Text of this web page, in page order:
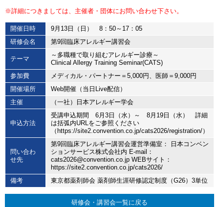
※詳細につきましては、主催者・団体にお問い合わせ下さい。
開催日時
9月13日（日） 8：50～17：05
研修会名
第9回臨床アレルギー講習会
テーマ
～多職種で取り組むアレルギー診療～
Clinical Allergy Training Seminar(CATS)
参加費
メディカル・パートナー＝5,000円、医師＝9,000円
開催場所
Web開催（当日Live配信）
主催
（一社）日本アレルギー学会
申込方法
受講申込期間 6月3日（水）～ 8月19日（水） 詳細
は括弧内URLをご参照ください
（https://site2.convention.co.jp/cats2026/registration/）
問い合わ
せ先
第9回臨床アレルギー講習会運営準備室： 日本コンベン
ションサービス株式会社内 E-mail：
cats2026@convention.co.jp WEBサイト：
https://site2.convention.co.jp/cats2026/
備考
東京都薬剤師会 薬剤師生涯研修認定制度（G26）3単位
研修会・講習会一覧に戻る